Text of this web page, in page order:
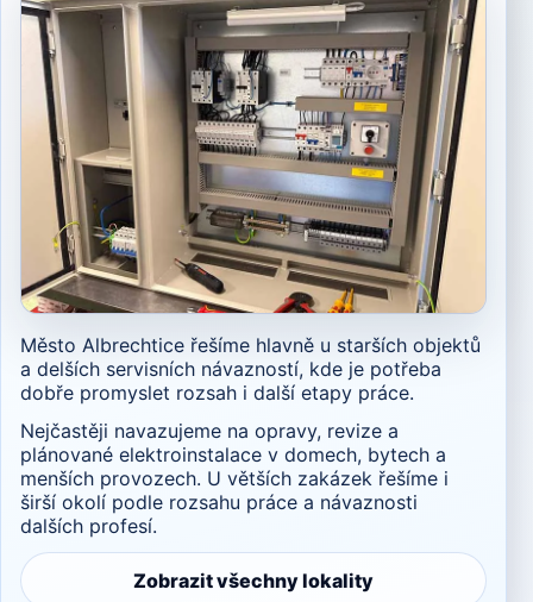
Město Albrechtice řešíme hlavně u starších objektů
a delších servisních návazností, kde je potřeba
dobře promyslet rozsah i další etapy práce.
Nejčastěji navazujeme na opravy, revize a
plánované elektroinstalace v domech, bytech a
menších provozech. U větších zakázek řešíme i
širší okolí podle rozsahu práce a návaznosti
dalších profesí.
Zobrazit všechny lokality